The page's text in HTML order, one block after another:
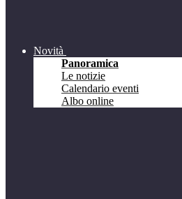
Novità
Panoramica
Le notizie
Calendario eventi
Albo online